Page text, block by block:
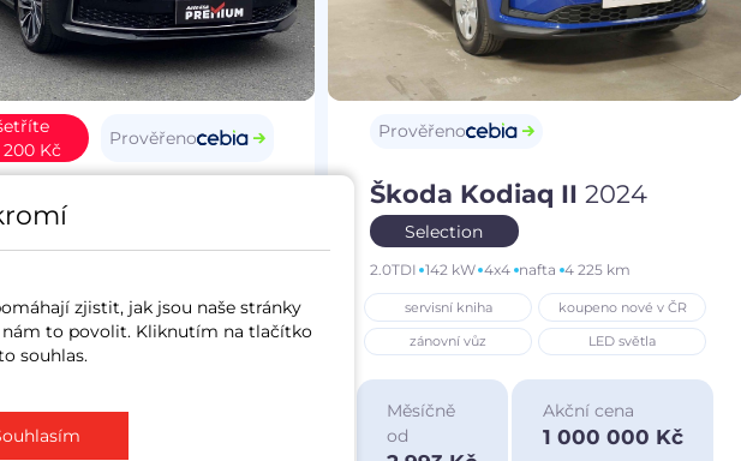
200 Kč
Prověřeno
Superb IV
L&K
nové v ČR zánovní vůz
světla
Prověřeno
Škoda Kodiaq II 2024
Selection
2.0TDI 142 kW 4x4 nafta 4 225 km
servisní kniha koupeno nové v ČR
zánovní vůz LED světla
Měsíčně
od
Akční cena
1 000 000 Kč
zjistit, jak jsou naše stránky
to povolit. Kliknutím na tlačítko
souhlas.